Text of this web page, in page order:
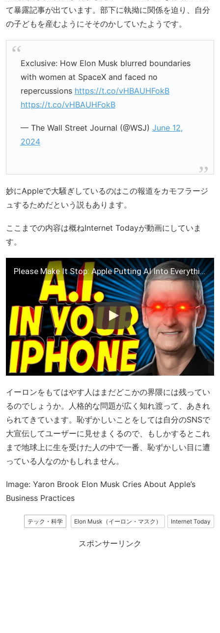
て暴露記事が出ています。部下に執拗に関係を迫り、自分
の子どもを産むようにそそのかしていたようです。
Exclusive: How Elon Musk blurred boundaries
with women at SpaceX and faced no
repercussions https://t.co/vHBAUHFokB
https://t.co/vHBAUHFokB
— The Wall Street Journal (@WSJ) June 12,
2024
妙にAppleで大騒ぎしているのはこの報道をカモフラージ
ュするためだという説もあります。
ここまでの内容は概ねInternet Todayが動画にしていま
す。
Please Make It Stop: Apple Putting AI Into Everything – TechNewsDay
イーロンをもてはやす人はまだどこかの界隈には残ってい
るのでしょうか。人格的な問題が広く知れ渡って、あきれ
られてきています。恥ずかしいことをしては自分のSNSで
大宣伝してユーザーに見せまくるので、もしかするとこれ
まで地球上に生を受けた人の中で一番、恥ずかしい目に遭
っている人なのかもしれません。
Image: Yaron Brook Elon Musk Cries About Apple’s
Business Practices
テック・科学 Elon Musk（イーロン・マスク） Internet Today
スポンサーリンク